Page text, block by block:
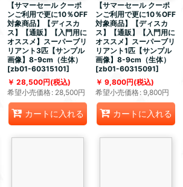
【サマーセール クーポ
ンご利用で更に10％OFF
対象商品】【ディスカ
ス】【通販】【入門用に
オススメ】スーパーブリ
リアント3匹【サンプル
画像】8-9cm（生体）
[zb01-60315101]
28,500円(税込)
希望小売価格: 28,500円
カートに入れる
【サマーセール クーポ
ンご利用で更に10％OFF
対象商品】【ディスカ
ス】【通販】【入門用に
オススメ】スーパーブリ
リアント1匹【サンプル
画像】8-9cm（生体）
[zb01-60315091]
9,800円(税込)
希望小売価格: 9,800円
カートに入れる